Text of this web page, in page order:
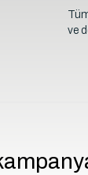
ve